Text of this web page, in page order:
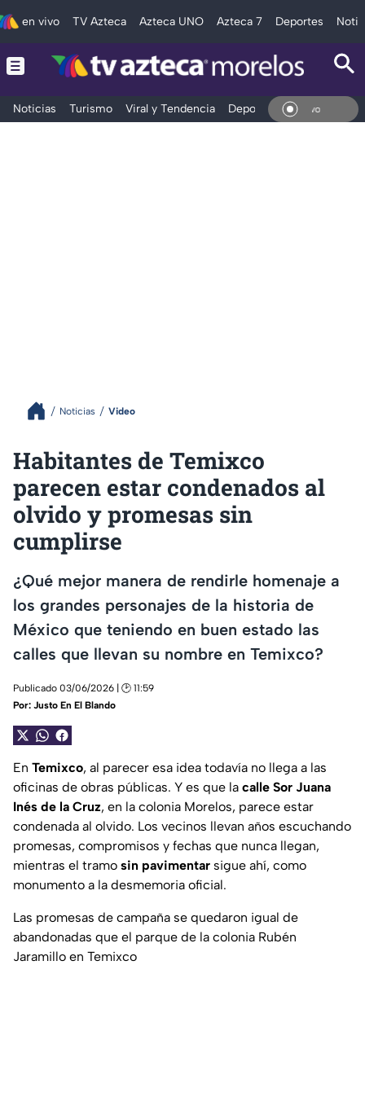
en vivo TV Azteca Azteca UNO Azteca 7 Deportes
Noticias Turismo Viral y Tendencia Deportes Espectáculos
En
Noticias Video
Habitantes de Temixco
parecen estar condenados al
olvido y promesas sin
cumplirse
¿Qué mejor manera de rendirle homenaje a
los grandes personajes de la historia de
México que teniendo en buen estado las
calles que llevan su nombre en Temixco?
Publicado 03/06/2026 | 🕑 11:59
Por: Justo En El Blando
En Temixco, al parecer esa idea todavía no llega a las
oficinas de obras públicas. Y es que la calle Sor Juana
Inés de la Cruz, en la colonia Morelos, parece estar
condenada al olvido. Los vecinos llevan años escuchando
promesas, compromisos y fechas que nunca llegan,
mientras el tramo sin pavimentar sigue ahí, como
monumento a la desmemoria oficial.
Las promesas de campaña se quedaron igual de
abandonadas que el parque de la colonia Rubén
Jaramillo en Temixco